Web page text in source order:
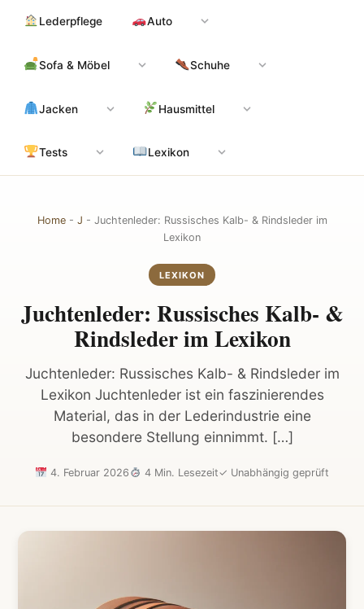
Inhalt
Lederpflege Auto
Sofa & Möbel Schuhe
Jacken Hausmittel
Tests Lexikon
Home- J - Juchtenleder: Russisches Kalb- & Rindsleder im
Lexikon
LEXIKON
Juchtenleder: Russisches Kalb- &
Rindsleder im Lexikon
Juchtenleder: Russisches Kalb- & Rindsleder im
Lexikon Juchtenleder ist ein faszinierendes
Material, das in der Lederindustrie eine
besondere Stellung einnimmt. […]
4. Februar 2026 4 Min. Lesezeit✓ Unabhängig geprüft